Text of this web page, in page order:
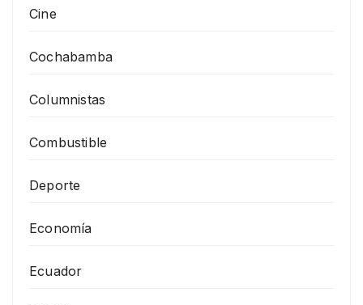
Cine
Cochabamba
Columnistas
Combustible
Deporte
Economía
Ecuador